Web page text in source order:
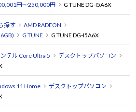
円～250,000円 G TUNE DG-I5A6X
探す
AMD RADEON
G TUNE G TUNE DG-I5A6X
テル Core Ultra 5
デスクトップパソコン
11 Home
デスクトップパソコン